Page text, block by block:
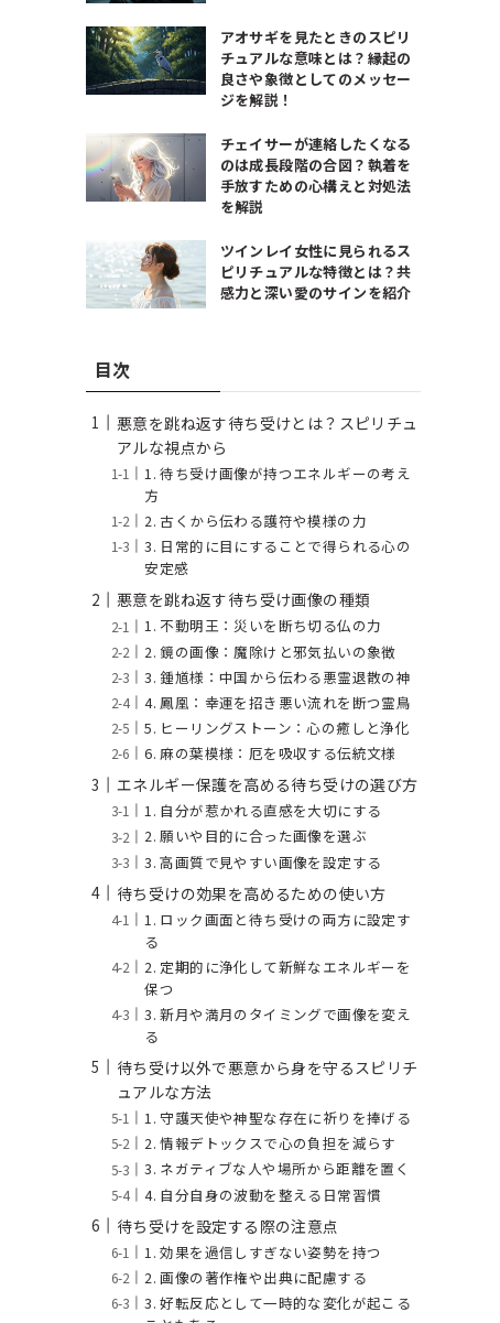
アオサギを見たときのスピリ
チュアルな意味とは？縁起の
良さや象徴としてのメッセー
ジを解説！
チェイサーが連絡したくなる
のは成長段階の合図？執着を
手放すための心構えと対処法
を解説
ツインレイ女性に見られるス
ピリチュアルな特徴とは？共
感力と深い愛のサインを紹介
目次
悪意を跳ね返す待ち受けとは？スピリチュ
アルな視点から
1. 待ち受け画像が持つエネルギーの考え
方
2. 古くから伝わる護符や模様の力
3. 日常的に目にすることで得られる心の
安定感
悪意を跳ね返す待ち受け画像の種類
1. 不動明王：災いを断ち切る仏の力
2. 鏡の画像：魔除けと邪気払いの象徴
3. 鍾馗様：中国から伝わる悪霊退散の神
4. 鳳凰：幸運を招き悪い流れを断つ霊鳥
5. ヒーリングストーン：心の癒しと浄化
6. 麻の葉模様：厄を吸収する伝統文様
エネルギー保護を高める待ち受けの選び方
1. 自分が惹かれる直感を大切にする
2. 願いや目的に合った画像を選ぶ
3. 高画質で見やすい画像を設定する
待ち受けの効果を高めるための使い方
1. ロック画面と待ち受けの両方に設定す
る
2. 定期的に浄化して新鮮なエネルギーを
保つ
3. 新月や満月のタイミングで画像を変え
る
待ち受け以外で悪意から身を守るスピリチ
ュアルな方法
1. 守護天使や神聖な存在に祈りを捧げる
2. 情報デトックスで心の負担を減らす
3. ネガティブな人や場所から距離を置く
4. 自分自身の波動を整える日常習慣
待ち受けを設定する際の注意点
1. 効果を過信しすぎない姿勢を持つ
2. 画像の著作権や出典に配慮する
3. 好転反応として一時的な変化が起こる